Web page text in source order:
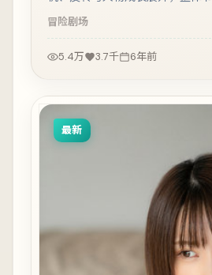
观看。
冒险剧场
5.4万 3.7千 6年前
最新